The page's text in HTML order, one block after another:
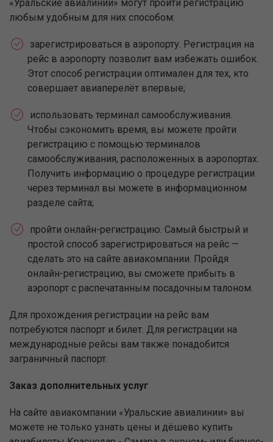
«Уральские авиалинии» могут пройти регистрацию
любым удобным для них способом:
зарегистрироваться в аэропорту. Регистрация на
рейс в аэропорту позволит вам избежать ошибок.
Этот способ регистрации оптимален для тех, кто
совершает авиаперелёт впервые;
использовать терминал самообслуживания.
Чтобы сэкономить время, вы можете пройти
регистрацию с помощью терминалов
самообслуживания, расположенных в аэропортах.
Получить информацию о процедуре регистрации
через терминал вы можете в информационном
разделе сайта;
пройти онлайн-регистрацию. Самый быстрый и
простой способ зарегистрироваться на рейс —
сделать это на сайте авиакомпании. Пройдя
онлайн-регистрацию, вы сможете прибыть в
аэропорт с распечатанным посадочным талоном.
Для прохождения регистрации на рейс вам
потребуются паспорт и билет. Для регистрации на
международные рейсы вам также понадобится
заграничный паспорт.
Заказ дополнительных услуг
На сайте авиакомпании «Уральские авиалинии» вы
можете не только узнать цены и дёшево купить